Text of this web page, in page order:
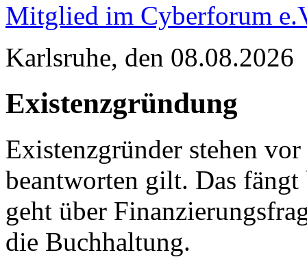
Mitglied im Cyberforum
Karlsruhe, den 08.08.2026
Existenzgründung
Existenzgründer stehen
beantworten gilt. Das
geht über
die Buchhaltung.